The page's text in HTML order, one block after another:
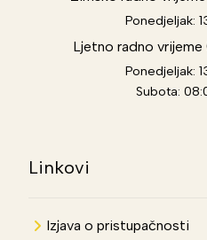
Ponedjeljak:
Ljetno radno vrijeme
Ponedjeljak:
Subota:
Linkovi
Izjava o pristupačnosti